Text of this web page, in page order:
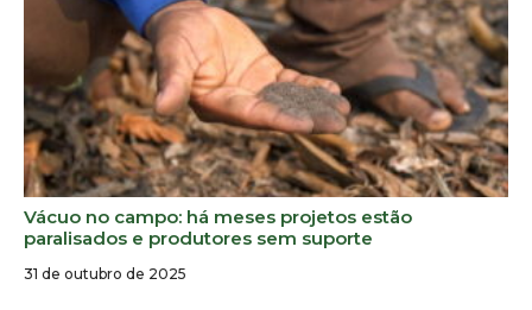
Vácuo no campo: há meses projetos estão
paralisados e produtores sem suporte
31 de outubro de 2025